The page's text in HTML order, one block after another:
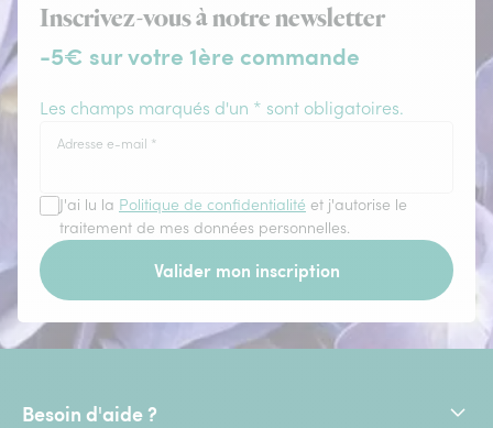
Inscrivez-vous à notre newsletter
-5€ sur votre 1ère commande
Les champs marqués d'un * sont obligatoires.
Adresse e-mail *
J'ai lu la Politique de confidentialité et j'autorise le
traitement de mes données personnelles.
Valider mon inscription
Besoin d'aide ?